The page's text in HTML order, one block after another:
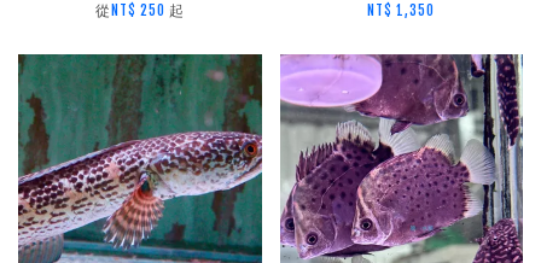
從 NT$ 250 起 NT$ 1,350